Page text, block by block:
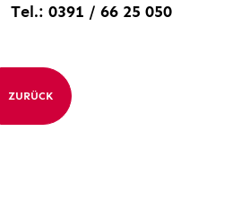
Tel.: 0391 / 66 25 050
ZURÜCK